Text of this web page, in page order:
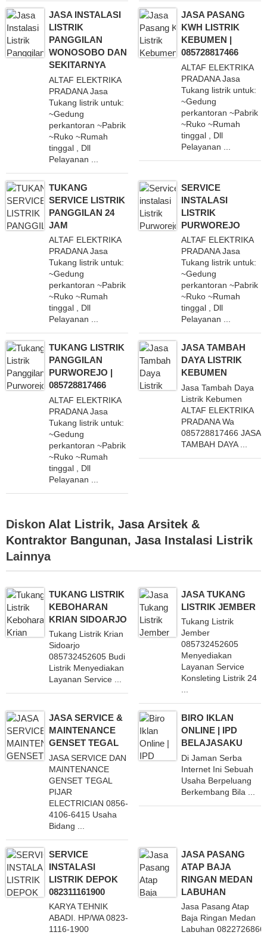
JASA INSTALASI
LISTRIK
PANGGILAN
WONOSOBO DAN
SEKITARNYA
ALTAF ELEKTRIKA
PRADANA Jasa
Tukang listrik untuk:
~Gedung
perkantoran ~Pabrik
~Ruko ~Rumah
tinggal , Dll
Pelayanan ...
JASA PASANG
KWH LISTRIK
KEBUMEN |
085728817466
ALTAF ELEKTRIKA
PRADANA Jasa
Tukang listrik untuk:
~Gedung
perkantoran ~Pabrik
~Ruko ~Rumah
tinggal , Dll
Pelayanan ...
TUKANG
SERVICE LISTRIK
PANGGILAN 24
JAM
ALTAF ELEKTRIKA
PRADANA Jasa
Tukang listrik untuk:
~Gedung
perkantoran ~Pabrik
~Ruko ~Rumah
tinggal , Dll
Pelayanan ...
SERVICE
INSTALASI
LISTRIK
PURWOREJO
ALTAF ELEKTRIKA
PRADANA Jasa
Tukang listrik untuk:
~Gedung
perkantoran ~Pabrik
~Ruko ~Rumah
tinggal , Dll
Pelayanan ...
TUKANG LISTRIK
PANGGILAN
PURWOREJO |
085728817466
ALTAF ELEKTRIKA
PRADANA Jasa
Tukang listrik untuk:
~Gedung
perkantoran ~Pabrik
~Ruko ~Rumah
tinggal , Dll
Pelayanan ...
JASA TAMBAH
DAYA LISTRIK
KEBUMEN
Jasa Tambah Daya
Listrik Kebumen
ALTAF ELEKTRIKA
PRADANA Wa
085728817466 JASA
TAMBAH DAYA ...
Diskon Alat Listrik, Jasa Arsitek &
Kontraktor Bangunan, Jasa Instalasi Listrik
Lainnya
TUKANG LISTRIK
KEBOHARAN
KRIAN SIDOARJO
Tukang Listrik Krian
Sidoarjo
085732452605 Budi
Listrik Menyediakan
Layanan Service ...
JASA TUKANG
LISTRIK JEMBER
Tukang Listrik
Jember
085732452605
Menyediakan
Layanan Service
Konsleting Listrik 24
...
JASA SERVICE &
MAINTENANCE
GENSET TEGAL
JASA SERVICE DAN
MAINTENANCE
GENSET TEGAL
PIJAR
ELECTRICIAN 0856-
4106-6415 Usaha
Bidang ...
BIRO IKLAN
ONLINE | IPD
BELAJASAKU
Di Jaman Serba
Internet Ini Sebuah
Usaha Berpeluang
Berkembang Bila ...
SERVICE
INSTALASI
LISTRIK DEPOK
082311161900
KARYA TEHNIK
ABADI. HP/WA 0823-
1116-1900
JASA PASANG
ATAP BAJA
RINGAN MEDAN
LABUHAN
Jasa Pasang Atap
Baja Ringan Medan
Labuhan